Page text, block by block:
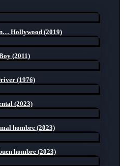
Hollywood (2019)
(2011)
(1976)
(2023)
hombre (2023)
hombre (2023)